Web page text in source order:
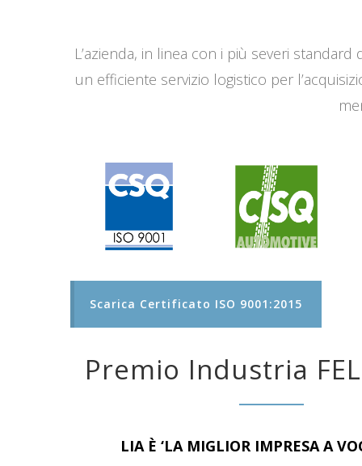
L’azienda, in linea con i più severi
un efficiente servizio logistico per
Scarica Certificato ISO 9001:2015
Premio Industria
LIA È ‘LA MIGLIOR IMPRESA A